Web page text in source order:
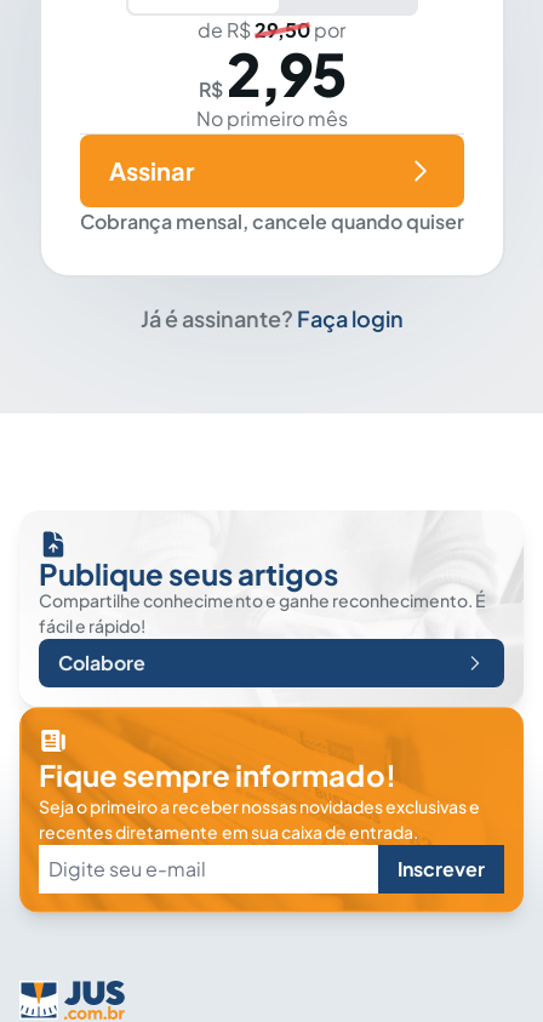
de R$29,50por
R$ 2,95
No primeiro mês
Cobrança mensal, cancele quando quiser
Assinar
Já é assinante? Faça login
Publique seus artigos
Compartilhe conhecimento e ganhe reconhecimento. É
fácil e rápido!
Colabore
Fique sempre informado!
Seja o primeiro a receber nossas novidades exclusivas e
recentes diretamente em sua caixa de entrada.
Inscrever